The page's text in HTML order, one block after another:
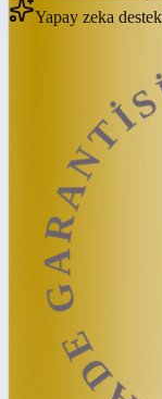
Yapay zeka